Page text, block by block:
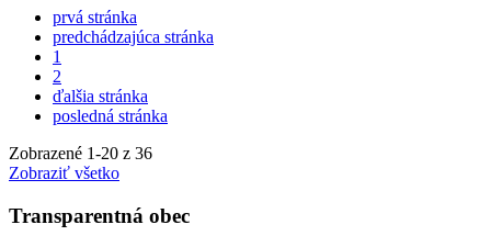
prvá stránka
predchádzajúca stránka
1
2
ďalšia stránka
posledná stránka
Zobrazené 1-20 z 36
Zobraziť všetko
Transparentná obec